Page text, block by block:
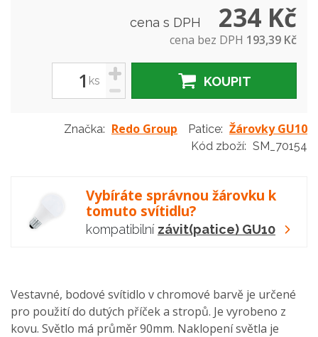
cena s DPH 234 Kč
cena bez DPH 193,39 Kč
ks
+
-
KOUPIT
Značka: Redo Group Patice: Žárovky GU10
Kód zboží: SM_70154
Vybíráte správnou žárovku k
tomuto svítidlu?
kompatibilní závit(patice) GU10
Vestavné, bodové svítidlo v chromové barvě je určené
pro použití do dutých příček a stropů. Je vyrobeno z
kovu. Světlo má průměr 90mm. Naklopení světla je